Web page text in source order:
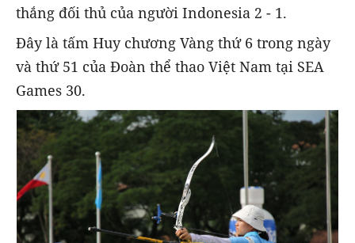
thắng đối thủ của người Indonesia 2 - 1.
Đây là tấm Huy chương Vàng thứ 6 trong ngày
và thứ 51 của Đoàn thể thao Việt Nam tại SEA
Games 30.